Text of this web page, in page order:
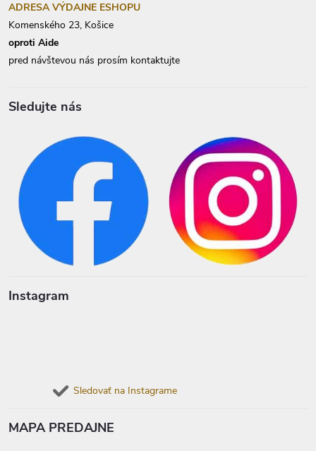
ADRESA VÝDAJNE ESHOPU
Komenského 23, Košice
oproti Aide
pred návštevou nás prosím kontaktujte
Sledujte nás
Instagram
Sledovať na Instagrame
MAPA PREDAJNE